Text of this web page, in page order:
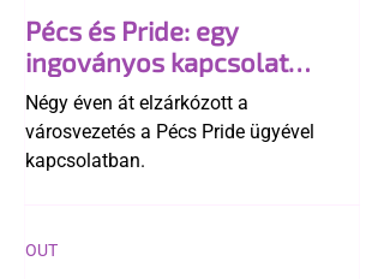
Pécs és Pride: egy
ingoványos kapcsolat
története
Négy éven át elzárkózott a
városvezetés a Pécs Pride ügyével
kapcsolatban.
OUT